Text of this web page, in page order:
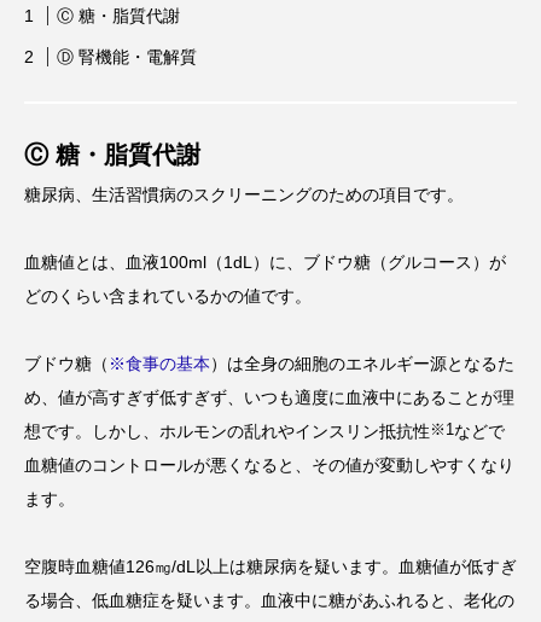
亜鉛、銅 亜鉛・銅
微量ミネラル 糖質 糖質・血糖値
貧血 貧血 鉄 貧血鉄
鉄、 銅 食物繊維
Ⓒ 糖・脂質代謝
Ⓓ 腎機能・電解質
Ⓒ 糖・脂質代謝
糖尿病、生活習慣病のスクリーニングのための項目です。
血糖値とは、血液100ml（1dL）に、ブドウ糖（グルコース）が
どのくらい含まれているかの値です。
ブドウ糖（ ※食事の基本）は全身の細胞のエネルギー源となるた
め、値が高すぎず低すぎず、いつも適度に血液中にあることが理
想です。しかし、ホルモンの乱れやインスリン抵抗性 ※1 などで
血糖値のコントロールが悪くなると、その値が変動しやすくなり
ます。
空腹時血糖値126㎎/dL以上は糖尿病を疑います。血糖値が低すぎ
る場合、低血糖症を疑います。血液中に糖があふれると、老化の